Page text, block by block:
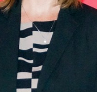
ExxonMobil
IT-